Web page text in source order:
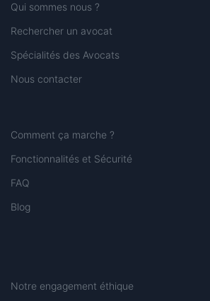
Qui sommes nous ?
Rechercher un avocat
Spécialités des Avocats
Nous contacter
Comment ça marche ?
Fonctionnalités et Sécurité
FAQ
Blog
Notre engagement éthique